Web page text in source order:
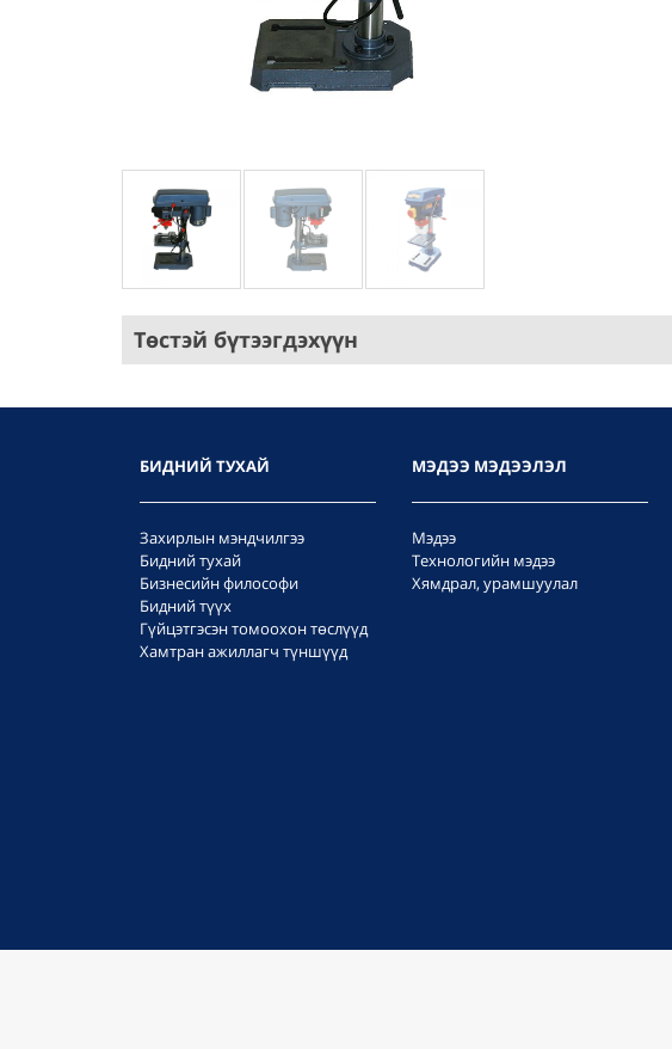
Төстэй бүтээгдэхүүн
БИДНИЙ ТУХАЙ
Захирлын мэндчилгээ
Бидний тухай
Бизнесийн философи
Бидний түүх
Гүйцэтгэсэн томоохон төслүүд
Хамтран ажиллагч түншүүд
МЭДЭЭ МЭДЭЭЛЭЛ
Мэдээ
Технологийн мэдээ
Хямдрал, урамшуулал